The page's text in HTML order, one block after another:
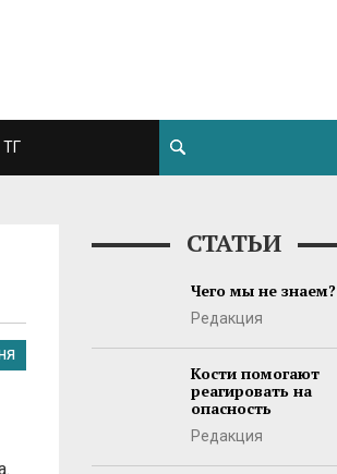
ТГ
СТАТЬИ
Чего мы не знаем?
Редакция
Кости помогают
реагировать на
опасность
Редакция